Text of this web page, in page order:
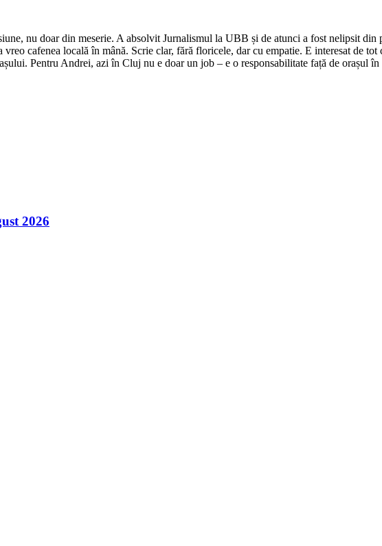
nu doar din meserie. A absolvit Jurnalismul la UBB și de atunci a fost nelipsit din
cafenea locală în mână. Scrie clar, fără floricele, dar cu empatie. E interesat de
Pentru Andrei, azi în Cluj nu e doar un job – e o responsabilitate față de orașul în
2026